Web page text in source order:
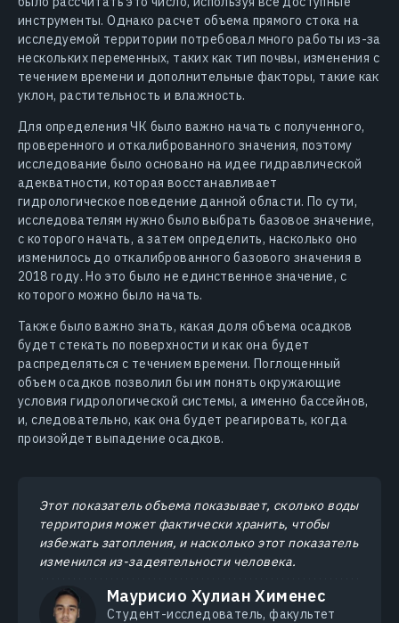
инструменты. Однако расчет объема прямого стока на
исследуемой территории потребовал много работы из-за
нескольких переменных, таких как тип почвы, изменения с
течением времени и дополнительные факторы, такие как
уклон, растительность и влажность.
Для определения ЧК было важно начать с полученного,
проверенного и откалиброванного значения, поэтому
исследование было основано на идее гидравлической
адекватности, которая восстанавливает
гидрологическое поведение данной области. По сути,
исследователям нужно было выбрать базовое значение,
с которого начать, а затем определить, насколько оно
изменилось до откалиброванного базового значения в
2018 году. Но это было не единственное значение, с
которого можно было начать.
Также было важно знать, какая доля объема осадков
будет стекать по поверхности и как она будет
распределяться с течением времени. Поглощенный
объем осадков позволил бы им понять окружающие
условия гидрологической системы, а именно бассейнов,
и, следовательно, как она будет реагировать, когда
произойдет выпадение осадков.
Этот показатель объема показывает, сколько воды
территория может фактически хранить, чтобы
избежать затопления, и насколько этот показатель
изменился из-за деятельности человека.
Маурисио Хулиан Хименес
Студент-исследователь, факультет